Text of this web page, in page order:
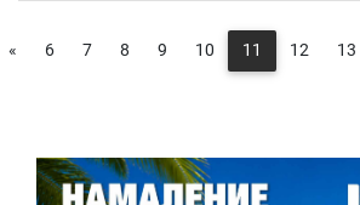
« 6 7 8 9 10 11 12 13